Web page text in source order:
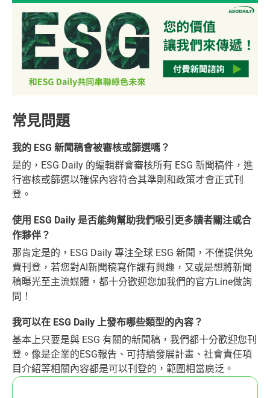
常見問題
我的 ESG 新聞稿會被審核或篩選嗎？
是的，ESG Daily 的編輯群會審核所有 ESG 新聞稿件，進
行審核或篩選以確保內容符合其準則和政策才會正式刊
登。
使用 ESG Daily 是否能夠幫助我們吸引更多讀者關注或合
作夥伴？
那肯定是的，ESG Daily 專注全球 ESG 新聞，不僅提供免
費刊登，若您對AI新聞稿寫作課有興趣，又或是想將新聞
稿曝光至主流媒體，都十分歡迎您加我們的官方Line做詢
問！
我可以在 ESG Daily 上發布哪些類型的內容？
基本上只要是與 ESG 有關的新聞稿，我們都十分歡迎您刊
登。像是企業的ESG報告、可持續發展計畫、社會責任項
目介紹等相關內容都是可以刊登的，範圍相當廣泛。